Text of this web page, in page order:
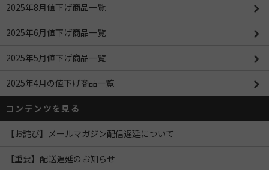
2025年8月値下げ商品一覧
2025年6月値下げ商品一覧
2025年5月値下げ商品一覧
2025年4月の値下げ商品一覧
コンテンツを見る
【お詫び】メールマガジン配信遅延について
【重要】配送遅延のお知らせ